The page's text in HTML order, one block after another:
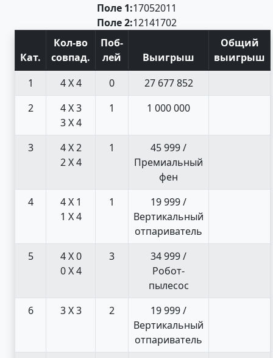
Поле 1:17052011
Поле 2:12141702
Кат.
Кол-во
совпад.
Поб-
лей
Выигрыш
Общий
выигрыш
1
4 X 4 0
27 677 852
2
4 X 3
3 X 4
1 1 000 000
3
4 X 2
2 X 4
1
45 999 /
Премиальный
фен
4
4 X 1
1 X 4
1
19 999 /
Вертикальный
отпариватель
5
4 X 0
0 X 4
3
34 999 /
Робот-
пылесос
6
3 X 3 2
19 999 /
Вертикальный
отпариватель